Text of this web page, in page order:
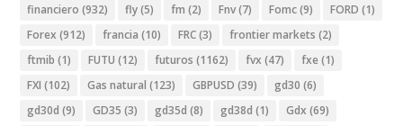
financiero (932) fly(5) fm (2) Fnv(7) Fomc(9) FORD (1)
Forex (912) francia (10) FRC(3) frontier markets (2)
ftmib (1) FUTU (12) futuros (1162) fvx (47) fxe (1)
FXI (102) Gas natural (123) GBPUSD (39) gd30 (6)
gd30d (9) GD35 (3) gd35d (8) gd38d (1) Gdx (69)